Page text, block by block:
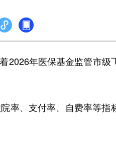
年医保基金监管市级
率、支付率、自费率等指